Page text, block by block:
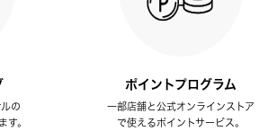
の
。
ポイントプログラム
一部店舗と公式オンラインストア
で使えるポイントサービス。